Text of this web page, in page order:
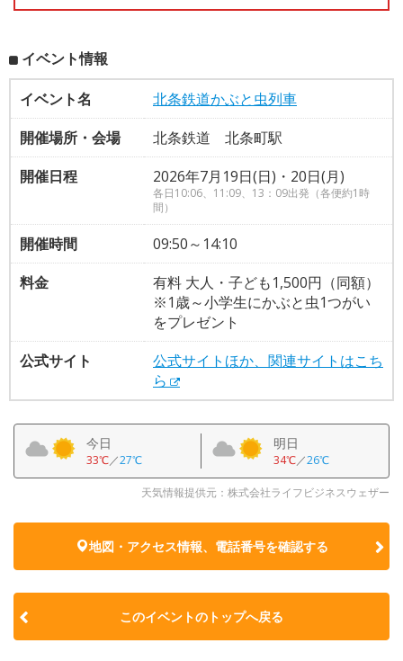
イベント情報
イベント名
北条鉄道かぶと虫列車
開催場所・会場
北条鉄道 北条町駅
開催日程
2026年7月19日(日)・20日(月)
各日10:06、11:09、13：09出発（各便約1時
間）
開催時間
09:50～14:10
料金
有料 大人・子ども1,500円（同額）
※1歳～小学生にかぶと虫1つがい
をプレゼント
公式サイト
公式サイトほか、関連サイトはこち
ら
今日
33℃／27℃
明日
34℃／26℃
天気情報提供元：株式会社ライフビジネスウェザー
地図・アクセス情報、電話番号を確認する
このイベントのトップへ戻る